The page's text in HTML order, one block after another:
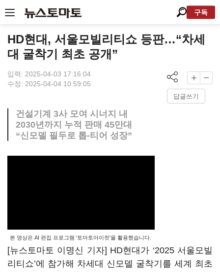
구독
HD현대, 서울모빌리티쇼 등판…“차세
대 굴착기 최초 공개”
입력: 2025-04-03 17:16:04
수정: 2025-04-04 10:59:05
답글쓰기
건설기계 3사 모여 시너지 내
2030년까지 누적 판매 45만대
“신모델 필두로 톱-티어 성장”
본 영상은 AI 편집 프로그램 '토마토아이컷'을 활용했습니다.
[뉴스토마토 이명신 기자] HD현대가 ‘2025 서울모빌
리티쇼’에 참가해 차세대 신모델 굴착기를 세계 최초